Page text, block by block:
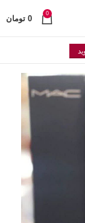
0
0 تومان